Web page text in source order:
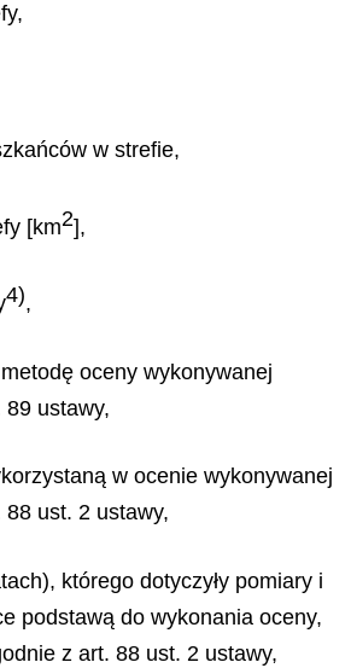
w strefie,
[km2],
4),
oceny wykonywanej
ustawy,
w ocenie wykonywanej
ust. 2 ustawy,
którego dotyczyły pomiary i
podstawą do wykonania oceny,
z art. 88 ust. 2 ustawy,